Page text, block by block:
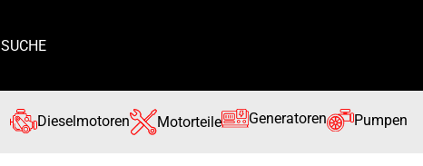
SUCHE
Dieselmotoren Motorteile Generatoren Pumpen